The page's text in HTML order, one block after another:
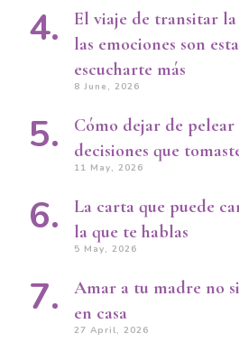
El viaje de transitar
las emociones son
escucharte más
8 June, 2026
Cómo dejar de
decisiones que
11 May, 2026
La carta que puede
la que te hablas
5 May, 2026
Amar a tu madre no
en casa
27 April, 2026